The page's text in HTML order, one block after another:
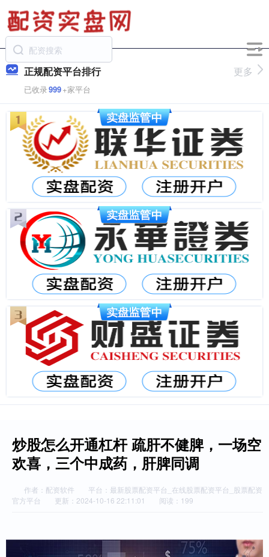
正规配资平台排行
已收录999+家平台
更多
炒股怎么开通杠杆 疏肝不健脾，一场空
欢喜，三个中成药，肝脾同调
作者：配资软件
平台：最新股票配资平台_在线股票配资平台_股票配资
官方平台
更新：2024-10-16 22:11:01 阅读：199